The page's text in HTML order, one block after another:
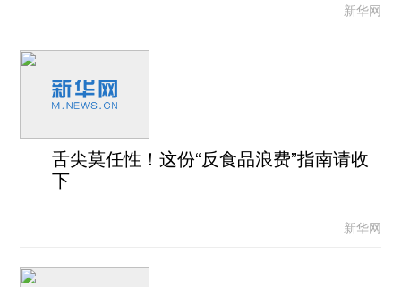
新华网
舌尖莫任性！这份“反食品浪费”指南请收
下
新华网